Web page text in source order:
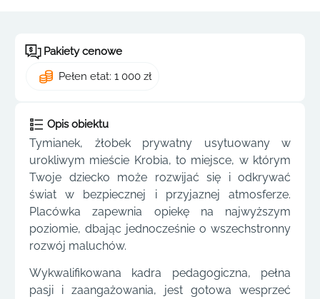
Pakiety cenowe
Pełen etat: 1 000 zł
Opis obiektu
Tymianek, żłobek prywatny usytuowany w
urokliwym mieście Krobia, to miejsce, w którym
Twoje dziecko może rozwijać się i odkrywać
świat w bezpiecznej i przyjaznej atmosferze.
Placówka zapewnia opiekę na najwyższym
poziomie, dbając jednocześnie o wszechstronny
rozwój maluchów.
Wykwalifikowana kadra pedagogiczna, pełna
pasji i zaangażowania, jest gotowa wesprzeć